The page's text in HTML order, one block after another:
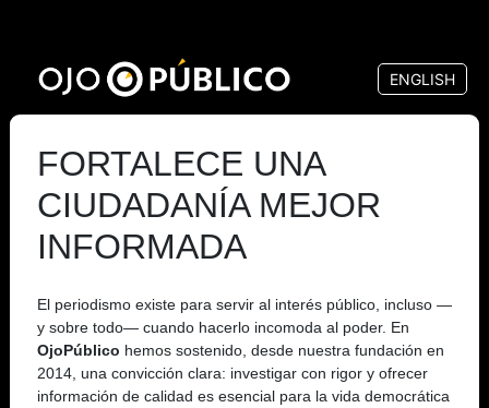
contenido
principal
ENGLISH
FORTALECE UNA
CIUDADANÍA MEJOR
INFORMADA
El periodismo existe para servir al interés público, incluso —
y sobre todo— cuando hacerlo incomoda al poder. En
OjoPúblico hemos sostenido, desde nuestra fundación en
2014, una convicción clara: investigar con rigor y ofrecer
información de calidad es esencial para la vida democrática